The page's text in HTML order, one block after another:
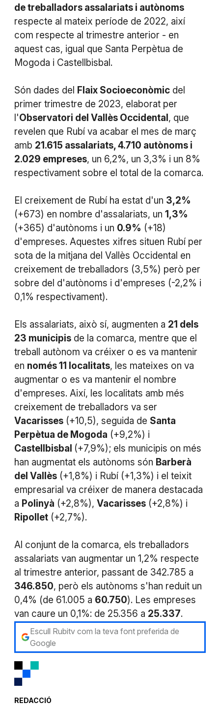
de treballadors assalariats i autònoms
respecte al mateix període de 2022, així
com respecte al trimestre anterior - en
aquest cas, igual que Santa Perpètua de
Mogoda i Castellbisbal.
Són dades del Flaix Socioeconòmicdel
primer trimestre de 2023, elaborat per
l'Observatori del Vallès Occidental , que
revelen que Rubí va acabar el mes de març
amb 21.615 assalariats, 4.710 autònoms i
2.029 empreses, un 6,2%, un 3,3% i un 8%
respectivament sobre el total de la comarca.
El creixement de Rubí ha estat d'un 3,2%
(+673) en nombre d'assalariats, un 1,3%
(+365) d'autònoms i un 0.9% (+18)
d'empreses. Aquestes xifres situen Rubí per
sota de la mitjana del Vallès Occidental en
creixement de treballadors (3,5%) però per
sobre del d'autònoms i d'empreses (-2,2% i
0,1% respectivament).
Els assalariats, això sí, augmenten a 21 dels
23 municipisde la comarca, mentre que el
treball autònom va créixer o es va mantenir
en només 11 localitats, les mateixes on va
augmentar o es va mantenir el nombre
d'empreses. Així, les localitats amb més
creixement de treballadors va ser
Vacarisses(+10,5), seguida de Santa
Perpètua de Mogoda (+9,2%) i
Castellbisbal (+7,9%); els municipis on més
han augmentat els autònoms són Barberà
del Vallès(+1,8%) i Rubí (+1,3%) i el teixit
empresarial va créixer de manera destacada
a Polinyà (+2,8%), Vacarisses(+2,8%) i
Ripollet(+2,7%).
Al conjunt de la comarca, els treballadors
assalariats van augmentar un 1,2% respecte
al trimestre anterior, passant de 342.785 a
346.850, però els autònoms s'han reduit un
0,4% (de 61.005 a 60.750). Les empreses
van caure un 0,1%: de 25.356 a 25.337.
Escull Rubitv com la teva font preferida de
Google
REDACCIÓ